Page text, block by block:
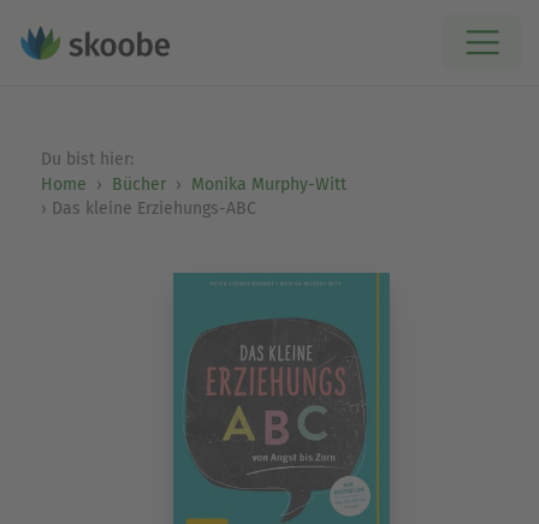
Du bist hier:
Home
Bücher
Monika Murphy-Witt
Das kleine Erziehungs-ABC